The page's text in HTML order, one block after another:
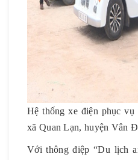
Hệ thống xe điện phục
xã Quan Lạn, huyện Vân
Với thông điệp “Du lịch